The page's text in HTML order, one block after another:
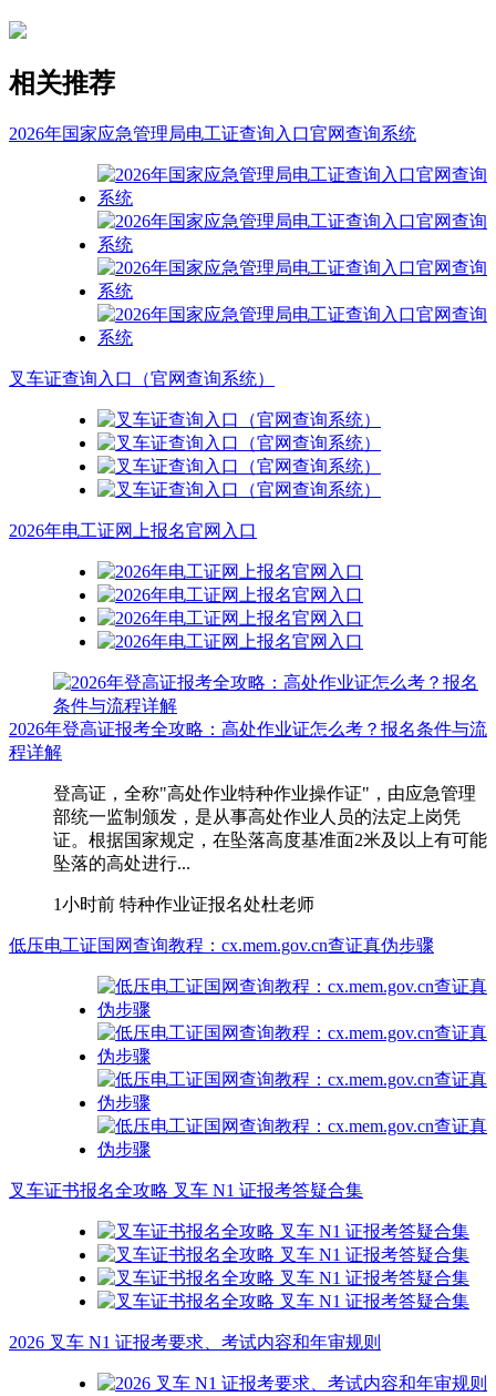
相关推荐
2026年国家应急管理局电工证查询入口官网查询系统
叉车证查询入口（官网查询系统）
2026年电工证网上报名官网入口
2026年登高证报考全攻略：高处作业证怎么考？报名条件与流
程详解
登高证，全称"高处作业特种作业操作证"，由应急管理
部统一监制颁发，是从事高处作业人员的法定上岗凭
证。根据国家规定，在坠落高度基准面2米及以上有可能
坠落的高处进行...
1小时前 特种作业证报名处杜老师
低压电工证国网查询教程：cx.mem.gov.cn查证真伪步骤
叉车证书报名全攻略 叉车 N1 证报考答疑合集
2026 叉车 N1 证报考要求、考试内容和年审规则